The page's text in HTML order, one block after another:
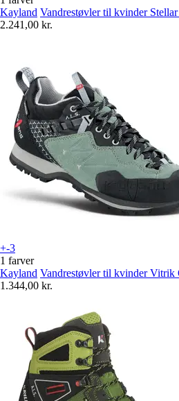
Kayland Vandrestøvler til kvinder
2.241,00 kr.
+-3
1 farver
Kayland Vandrestøvler til kvinder Vitrik
1.344,00 kr.